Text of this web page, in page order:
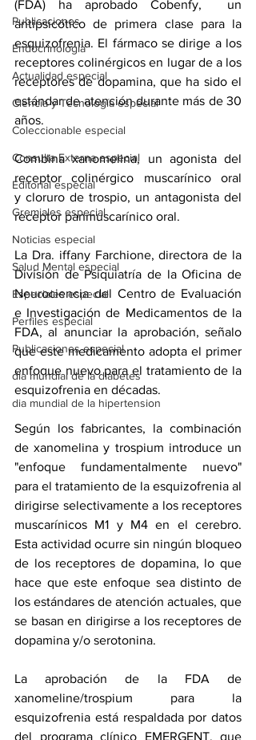
Publicaciones
Endocrinología
Actualidad especial
Ciencia y Tecnología especial
Coleccionable especial
Consulta Externa especial
Editorial especial
Gremiales especial
Noticias especial
Salud Mental especial
Especiales especial
Perfiles especial
Publicaciones especial
dia mundial de la diabetes
dia mundial de la hipertension
(FDA) ha aprobado Cobenfy,  un
antipsicótico de primera clase para la
esquizofrenia. El fármaco se dirige a los
receptores colinérgicos en lugar de a los
receptores de dopamina, que ha sido el
estándar de atención durante más de 30
años.
Combina xanomelina, un agonista del
receptor colinérgico muscarínico oral
y cloruro de trospio, un antagonista del
receptor panmuscarínico oral.
La Dra. iffany Farchione, directora de la
División de Psiquiatría de la Oficina de
Neurociencia del Centro de Evaluación
e Investigación de Medicamentos de la
FDA, al anunciar la aprobación, señalo
que este medicamento adopta el primer
enfoque nuevo para el tratamiento de la
esquizofrenia en décadas.
Según los fabricantes, la combinación
de xanomelina y trospium introduce un
"enfoque fundamentalmente nuevo"
para el tratamiento de la esquizofrenia al
dirigirse selectivamente a los receptores
muscarínicos M1 y M4 en el cerebro.
Esta actividad ocurre sin ningún bloqueo
de los receptores de dopamina, lo que
hace que este enfoque sea distinto de
los estándares de atención actuales, que
se basan en dirigirse a los receptores de
dopamina y/o serotonina.
La aprobación de la FDA de
xanomeline/trospium para la
esquizofrenia está respaldada por datos
del programa clínico EMERGENT, que